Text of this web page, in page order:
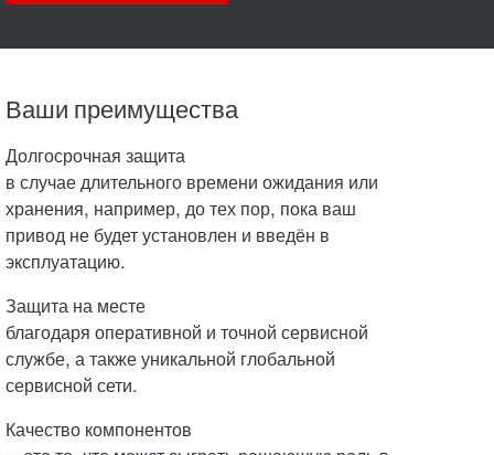
Ваши преимущества
Долгосрочная защита
в случае длительного времени ожидания или
хранения, например, до тех пор, пока ваш
привод не будет установлен и введён в
эксплуатацию.
Защита на месте
благодаря оперативной и точной сервисной
службе, а также уникальной глобальной
сервисной сети.
Качество компонентов